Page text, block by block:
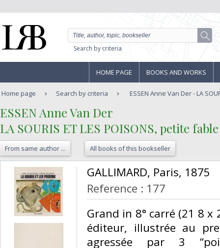
Search by criteria
HOME PAGE BOOKS AND WORKS
Home page Search by criteria ESSEN Anne Van Der - LA
‎ESSEN Anne Van Der‎
‎LA SOURIS ET LES POISONS, petite
From same author ... All books of this bookseller
‎GALLIMARD, Paris, 1875‎
Reference : 177
‎Grand in 8° carré (21 8 x
éditeur, illustrée au
agressée par 3